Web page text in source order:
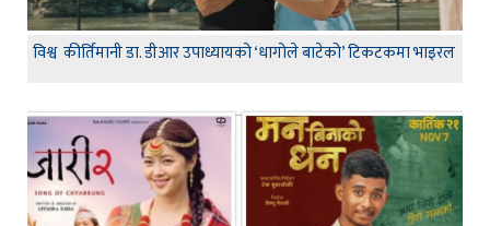
विश्व कीर्तिमानी डा. डीआर उपाध्यायको ‘धागोले बाटेको’ टिकटकमा भाइरल